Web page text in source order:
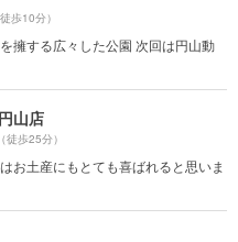
徒歩10分）
擁する広々した公園 次回は円山動
山店
（徒歩25分）
お土産にもとても喜ばれると思いま